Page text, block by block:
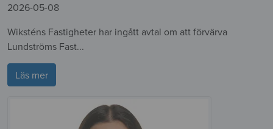
2026-05-08
Wiksténs Fastigheter har ingått avtal om att förvärva
Lundströms Fast...
Läs mer